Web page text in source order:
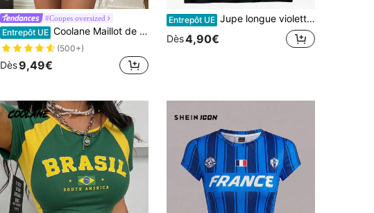
#Coupes oversized
Entrepôt UE Coolane Maillot de baseball vintage en maille respirante avec motif numérique, pour femmes, à porter lors de festivals ou de sorties printanières ou estivales
(500+)
Dès9,49€
Entrepôt UE Jupe longue violette et coiffure bouclée, t-shirt décontracté pour homme 100% coton, parfait pour une tenue estivale quotidienne, un excellent cadeau pour les amis et la famille. Hauts et
Dès4,90€